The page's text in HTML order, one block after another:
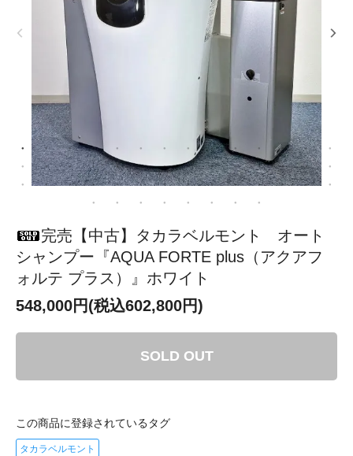
完売【中古】タカラベルモント オート
シャンプー『AQUA FORTE plus（アクアフ
ォルテ プラス）』ホワイト
548,000円(税込602,800円)
SOLD OUT
この商品に登録されているタグ
タカラベルモント